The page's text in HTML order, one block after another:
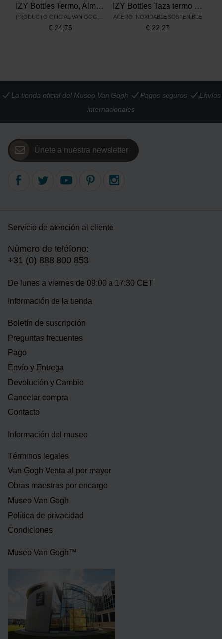
IZY Bottles Termo, Almendro en flor
€ 24,75
IZY Bottles Taza termo Los girasoles
ACERO INOXIDABLE SOSTENIBLE
€ 22,27
La tienda oficial del Museo Van Gogh Pagos seguros
Envíos
internacionales
Únete a nuestra newsletter
Servicio de atención al cliente
Número de teléfono:
+31 (0) 888 800 853
De lunes a viernes de 09:00 a 17:30 CET
Información de la tienda
Boletín de suscripción
Preguntas frecuentes
Pago
Envío y Entrega
Devolución y Cambio
Cancelar compra
Contacto
Información del museo
Términos legales
Van Gogh Venta al por mayor
Obras maestras por encargo
Museo Van Gogh
Política de privacidad
Condiciones
Museo Van Gogh™